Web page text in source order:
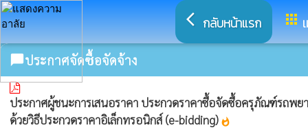
arrow_back_ios กลับหน้าแรก apps
chat_bubbleประกาศจัดซื้อจัดจ้าง
ประกาศผู้ชนะการเสนอราคา ประกวดราคาซื้อจัดซื้อครุภัณฑ์รถพ
ด้วยวิธีประกวดราคาอิเล็กทรอนิกส์ (e-bidding) whatshot